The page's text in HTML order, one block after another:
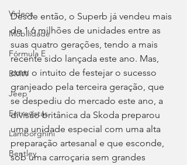
Videos
Mobilidade
Fórmula E
BMW
Jeep
Entrevistas
Lamborghini
Bentley
Desde então, o Superb já vendeu mais
de 1.6 milhões de unidades entre as
suas quatro gerações, tendo a mais
recente sido lançada este ano. Mas,
com o intuito de festejar o sucesso
granjeado pela terceira geração, que
se despediu do mercado este ano, a
divisão britânica da Skoda preparou
uma unidade especial com uma alta
preparação artesanal e que esconde,
sob uma carroçaria sem grandes